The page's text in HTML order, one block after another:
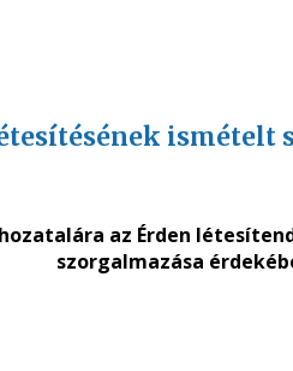
ismételt
az Érden
szorgalmazása